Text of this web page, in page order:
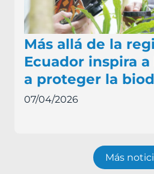
Más allá de la
Ecuador inspira
a proteger la
07/04/2026
Más